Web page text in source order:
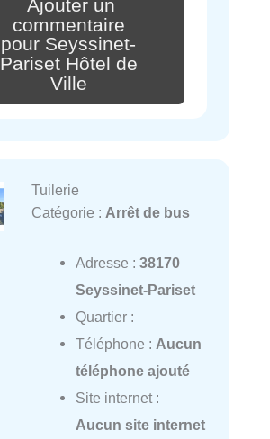
Ajouter un
commentaire
pour Seyssinet-
Pariset Hôtel de
Ville
Tuilerie
Catégorie : Arrêt de bus
Adresse : 38170
Seyssinet-Pariset
Quartier :
Téléphone : Aucun
téléphone ajouté
Site internet :
Aucun site internet